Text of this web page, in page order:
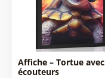
Affiche – Tortue avec
écouteurs